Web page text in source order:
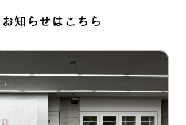
知らせはこちら